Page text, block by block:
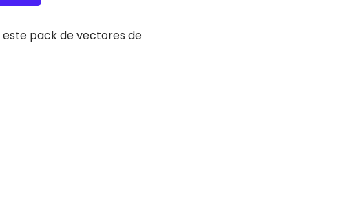
este pack de vectores de